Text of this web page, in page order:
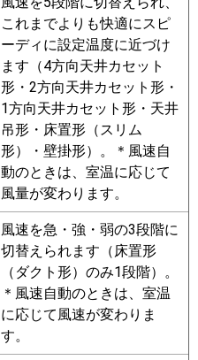
これまでよりも快適にスピ
ーディに設定温度に近づけ
ます（4方向天井カセット
形・2方向天井カセット形・
1方向天井カセット形・天井
吊形・床置形（スリム
形）・壁掛形）。＊風速自
動のときは、室温に応じて
風量が変わります。
風速を急・強・弱の3段階に
切替えられます（床置形
（ダクト形）のみ1段階）。
＊風速自動のときは、室温
に応じて風速が変わりま
す。